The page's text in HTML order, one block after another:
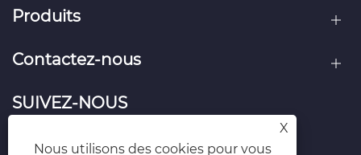
Produits
Contactez-nous
SUIVEZ-NOUS
X
Nous utilisons des cookies pour vous